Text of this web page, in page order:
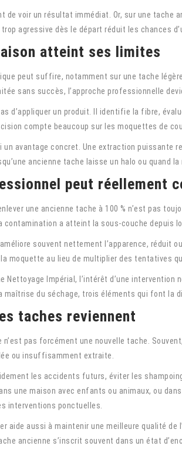
de voir un résultat immédiat. Or, sur une
agressive dès le départ réduit les chances
atteint ses limites
peut suffire, notamment sur une tache
sans succès, l’approche professionnelle
d’appliquer un produit. Il identifie la fibre,
compte beaucoup sur les moquettes de
avantage concret. Une extraction puissante
ancienne tache laisse un halo ou quand
peut réellement
une ancienne tache à 100 % n’est pas
contamination a atteint la sous-couche depuis
souvent nettement l’apparence, réduit ou
la moquette au lieu de multiplier des tentatives
Nettoyage Impérial, l’intérêt d’une
maîtrise du séchage, trois éléments qui font la
taches reviennent
pas forcément une nouvelle tache.
ou insuffisamment extraite.
les accidents futurs, éviter les
une maison avec enfants ou animaux, ou
interventions ponctuelles.
aide aussi à maintenir une meilleure qualité
ancienne s’inscrit souvent dans un état